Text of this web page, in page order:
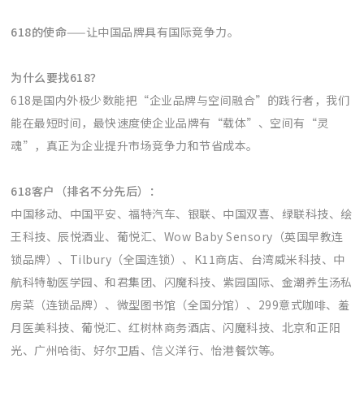
618的使命——让中国品牌具有国际竞争力。
为什么要找618？
618是国内外极少数能把“企业品牌与空间融合”的践行者，我们
能在最短时间，最快速度使企业品牌有“载体”、空间有“灵
魂”，真正为企业提升市场竞争力和节省成本。
618客户（排名不分先后）：
中国移动、中国平安、福特汽车、银联、中国双喜、绿联科技、绘
王科技、辰悦酒业、葡悦汇、Wow Baby Sensory（英国早教连
锁品牌）、Tilbury（全国连锁）、K11商店、台湾威米科技、中
航科特勒医学园、和君集团、闪魔科技、紫园国际、金潮养生汤私
房菜（连锁品牌）、微型图书馆（全国分馆）、299意式咖啡、羞
月医美科技、葡悦汇、红树林商务酒店、闪魔科技、北京和正阳
光、广州哈街、好尔卫盾、信义洋行、怡港餐饮等。